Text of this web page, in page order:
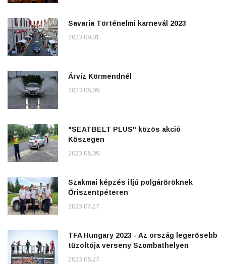
Savaria Történelmi karnevál 2023
2023.09.01.
Árvíz Körmendnél
2023.08.09.
"SEATBELT PLUS" közös akció
Kőszegen
2023.08.09.
Szakmai képzés ifjú polgárőröknek
Őriszentpéteren
2023.07.27.
TFA Hungary 2023 - Az ország legerősebb
tűzoltója verseny Szombathelyen
2023.06.27.